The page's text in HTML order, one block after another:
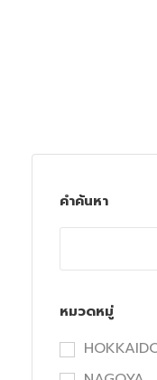
คำค้นหา
หมวดหมู่